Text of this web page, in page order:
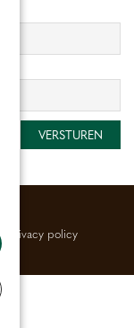
Privacy policy